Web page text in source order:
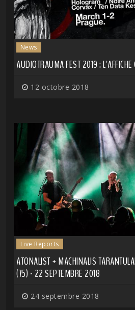
News
AUDIOTRAUMA FEST 2019 : L'AFFICHE
12 octobre 2018
Live Reports
ATONALIST + MACHINALIS
(75) - 22 SEPTEMBRE 2018
24 septembre 2018